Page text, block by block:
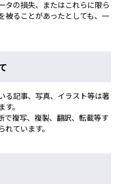
タの損失、またはこれらに限ら
被ることがあったとしても、一
る記事、写真、イラスト等は著
。
で複写、複製、翻訳、転載等す
ています。